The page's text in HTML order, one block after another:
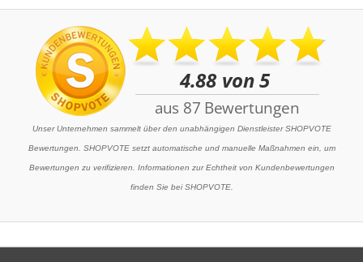
Unser Unternehmen sammelt über den unabhängigen Dienstleister SHOPVOTE
Bewertungen. SHOPVOTE setzt automatische und manuelle Maßnahmen ein, um
Bewertungen zu verifizieren. Informationen zur Echtheit von Kundenbewertungen
finden Sie bei SHOPVOTE.